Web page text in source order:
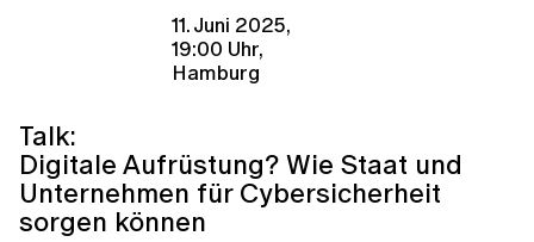
11. Juni 2025,
19:00 Uhr,
Hamburg
Talk:
Digitale Aufrüstung? Wie Staat und
Unternehmen für Cybersicherheit
sorgen können